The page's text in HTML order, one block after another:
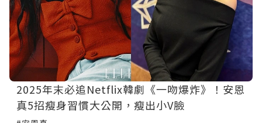
2025年末必追Netflix韓劇《一吻爆炸》！安恩
真5招瘦身習慣大公開，瘦出小V臉